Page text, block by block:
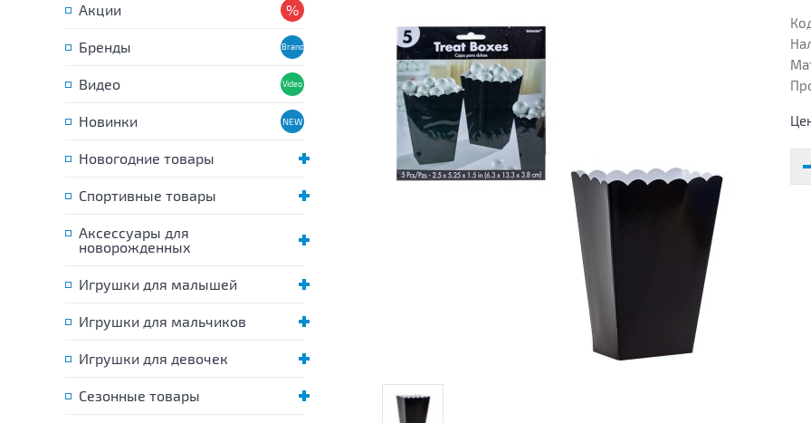
Акции
Бренды
Видео
Новинки
Новогодние товары
Спортивные товары
Аксессуары для
новорожденных
Игрушки для малышей
Игрушки для мальчиков
Игрушки для девочек
Сезонные товары